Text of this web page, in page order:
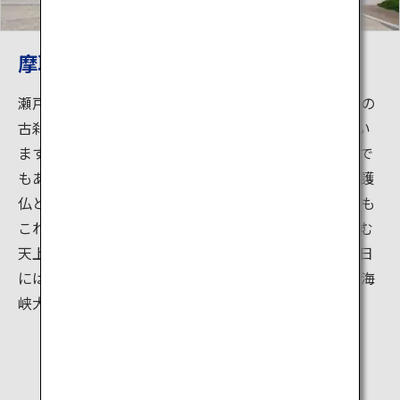
摩耶山天上寺
瀬戸内海国立公園に含まれる六甲山系、摩耶山の山上の
古刹。646年にインドの高僧が創建したと伝えられてい
ます。摩耶（まや）とは、釈迦の生母で女人守護の仏で
もある摩耶夫人のことで、安産・子授け・子育ての守護
仏として信仰されてきました。「摩耶山」という名前も
これに由来します。摩耶山の豊かな自然の中にたたずむ
天上寺は四季折々の美しい風景を楽しめます。晴れた日
には、境内にある「天空の大舞台」から淡路島・明石海
峡大橋・小豆島まで遠望できます。